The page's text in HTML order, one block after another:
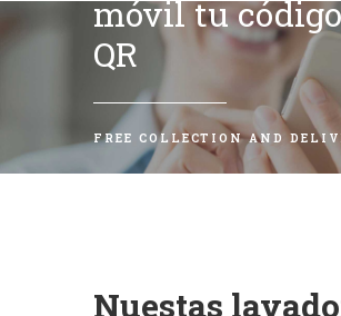
móvil tu código
QR
FREE COLLECTION AND
Nuestas